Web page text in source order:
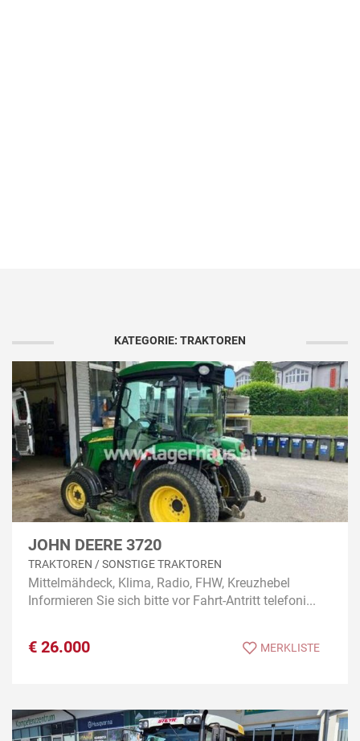
KATEGORIE: TRAKTOREN
JOHN DEERE 3720
TRAKTOREN / SONSTIGE TRAKTOREN
Mittelmähdeck, Klima, Radio, FHW, Kreuzhebel
Informieren Sie sich bitte vor Fahrt-Antritt telefoni...
€ 26.000 MERKLISTE